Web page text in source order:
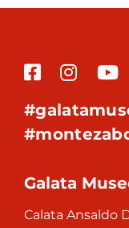
Galata
Calata Ansaldo